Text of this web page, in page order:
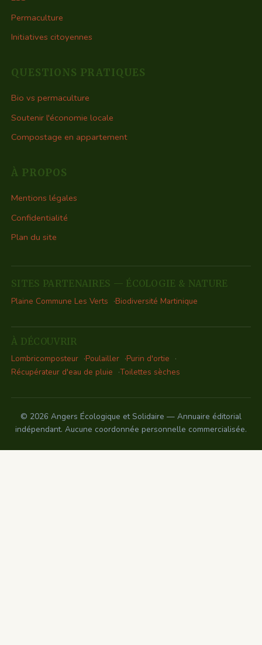
Permaculture
Initiatives citoyennes
QUESTIONS PRATIQUES
Bio vs permaculture
Soutenir l'économie locale
Compostage en appartement
À PROPOS
Mentions légales
Confidentialité
Plan du site
SITES PARTENAIRES — ÉCOLOGIE & NATURE
Plaine Commune Les Verts
Biodiversité Martinique
À DÉCOUVRIR
Lombricomposteur
Poulailler
Purin d'ortie
Récupérateur d'eau de pluie
Toilettes sèches
© 2026 Angers Écologique et Solidaire — Annuaire éditorial
indépendant. Aucune coordonnée personnelle commercialisée.